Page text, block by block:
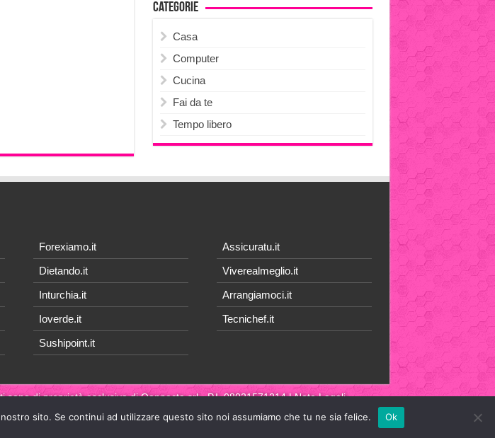
Categorie
Casa
Computer
Cucina
Fai da te
Tempo libero
Forexiamo.it
Dietando.it
Inturchia.it
Ioverde.it
Sushipoint.it
Assicuratu.it
Viverealmeglio.it
Arrangiamoci.it
Tecnichef.it
sono di proprietà esclusiva diQonnecta srl- P.I. 08021571214 |Note Legali
sito. Se continui ad utilizzare questo sito noi assumiamo che tu ne sia felice.
Ok